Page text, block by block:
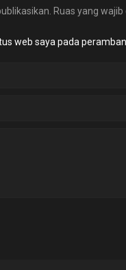
Ruas yang
web saya pada